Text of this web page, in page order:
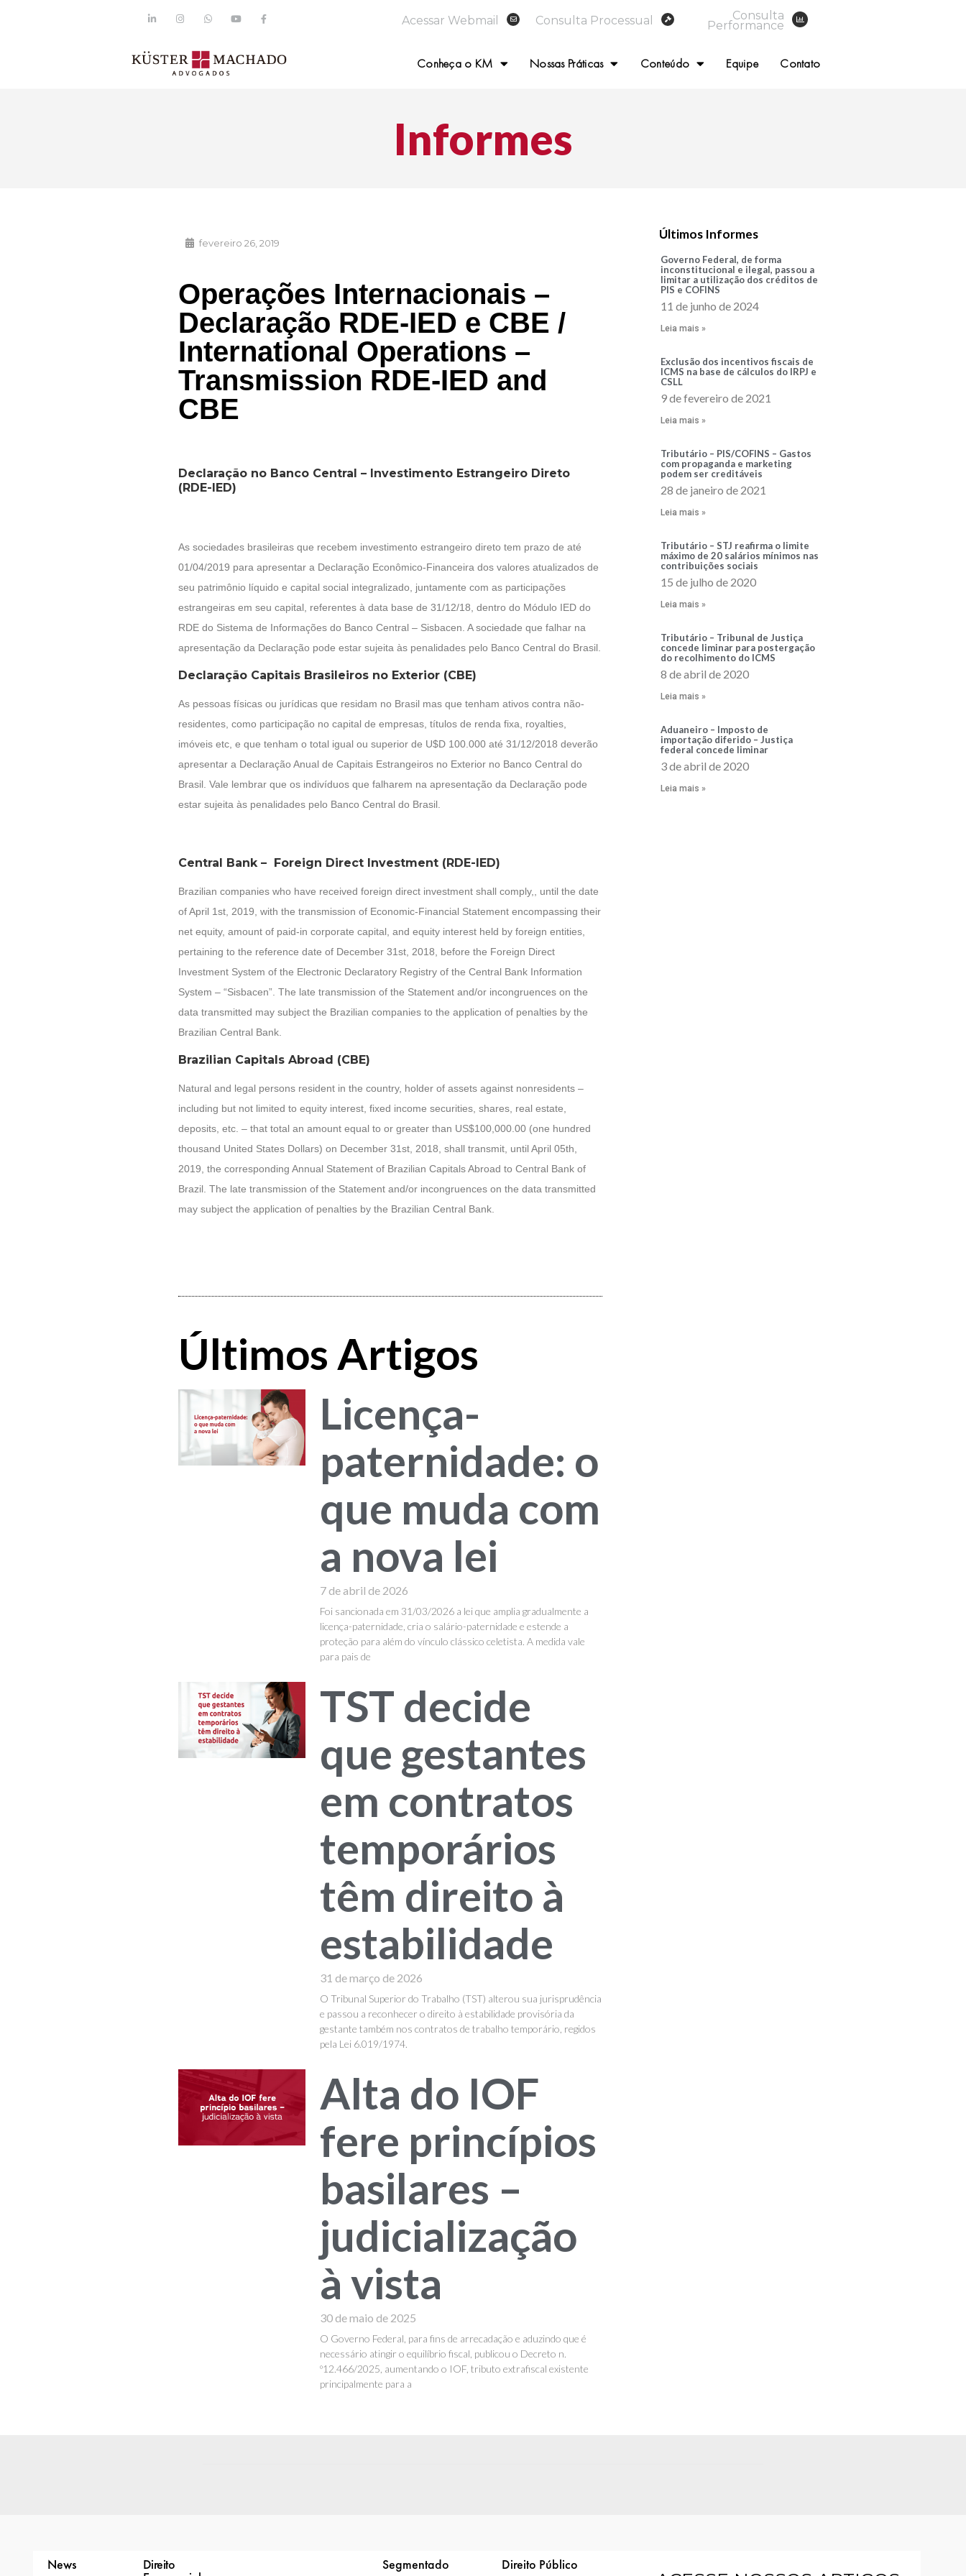
Acessar Webmail Consulta Processual Consulta
Performance
Conheça o KM Nossas Práticas Conteúdo Equipe Contato
Informes
fevereiro 26, 2019
Operações Internacionais –
Declaração RDE-IED e CBE /
International Operations –
Transmission RDE-IED and
CBE
Declaração no Banco Central – Investimento Estrangeiro Direto
(RDE-IED)
As sociedades brasileiras que recebem investimento estrangeiro direto tem prazo de até
01/04/2019 para apresentar a Declaração Econômico-Financeira dos valores atualizados de
seu patrimônio líquido e capital social integralizado, juntamente com as participações
estrangeiras em seu capital, referentes à data base de 31/12/18, dentro do Módulo IED do
RDE do Sistema de Informações do Banco Central – Sisbacen. A sociedade que falhar na
apresentação da Declaração pode estar sujeita às penalidades pelo Banco Central do Brasil.
Declaração Capitais Brasileiros no Exterior (CBE)
As pessoas físicas ou jurídicas que residam no Brasil mas que tenham ativos contra não-
residentes, como participação no capital de empresas, títulos de renda fixa, royalties,
imóveis etc, e que tenham o total igual ou superior de U$D 100.000 até 31/12/2018 deverão
apresentar a Declaração Anual de Capitais Estrangeiros no Exterior no Banco Central do
Brasil. Vale lembrar que os indivíduos que falharem na apresentação da Declaração pode
estar sujeita às penalidades pelo Banco Central do Brasil.
Central Bank – Foreign Direct Investment (RDE-IED)
Brazilian companies who have received foreign direct investment shall comply,, until the date
of April 1st, 2019, with the transmission of Economic-Financial Statement encompassing their
net equity, amount of paid-in corporate capital, and equity interest held by foreign entities,
pertaining to the reference date of December 31st, 2018, before the Foreign Direct
Investment System of the Electronic Declaratory Registry of the Central Bank Information
System – “Sisbacen”. The late transmission of the Statement and/or incongruences on the
data transmitted may subject the Brazilian companies to the application of penalties by the
Brazilian Central Bank.
Brazilian Capitals Abroad (CBE)
Natural and legal persons resident in the country, holder of assets against nonresidents –
including but not limited to equity interest, fixed income securities, shares, real estate,
deposits, etc. – that total an amount equal to or greater than US$100,000.00 (one hundred
thousand United States Dollars) on December 31st, 2018, shall transmit, until April 05th,
2019, the corresponding Annual Statement of Brazilian Capitals Abroad to Central Bank of
Brazil. The late transmission of the Statement and/or incongruences on the data transmitted
may subject the application of penalties by the Brazilian Central Bank.
Últimos Artigos
Licença-
paternidade: o
que muda com
a nova lei
7 de abril de 2026
Foi sancionada em 31/03/2026 a lei que amplia gradualmente a
licença-paternidade, cria o salário-paternidade e estende a
proteção para além do vínculo clássico celetista. A medida vale
para pais de
TST decide
que gestantes
em contratos
temporários
têm direito à
estabilidade
31 de março de 2026
O Tribunal Superior do Trabalho (TST) alterou sua jurisprudência
e passou a reconhecer o direito à estabilidade provisória da
gestante também nos contratos de trabalho temporário, regidos
pela Lei 6.019/1974.
Alta do IOF
fere princípios
basilares –
judicialização
à vista
30 de maio de 2025
O Governo Federal, para fins de arrecadação e aduzindo que é
necessário atingir o equilíbrio fiscal, publicou o Decreto n.
º12.466/2025, aumentando o IOF, tributo extrafiscal existente
principalmente para a
Últimos Informes
Governo Federal, de forma
inconstitucional e ilegal, passou a
limitar a utilização dos créditos de
PIS e COFINS
11 de junho de 2024
Leia mais »
Exclusão dos incentivos fiscais de
ICMS na base de cálculos do IRPJ e
CSLL
9 de fevereiro de 2021
Leia mais »
Tributário – PIS/COFINS – Gastos
com propaganda e marketing
podem ser creditáveis
28 de janeiro de 2021
Leia mais »
Tributário – STJ reafirma o limite
máximo de 20 salários mínimos nas
contribuições sociais
15 de julho de 2020
Leia mais »
Tributário – Tribunal de Justiça
concede liminar para postergação
do recolhimento do ICMS
8 de abril de 2020
Leia mais »
Aduaneiro – Imposto de
importação diferido – Justiça
federal concede liminar
3 de abril de 2020
Leia mais »
News Direito Segmentado Direito Público